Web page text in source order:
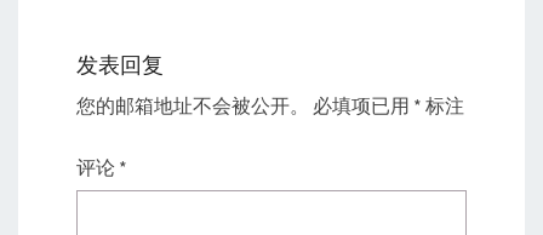
发表回复
您的邮箱地址不会被公开。 必填项已用 * 标注
评论 *